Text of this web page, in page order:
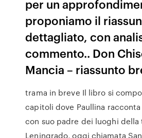
per un
proponiamo il
dettagliato, con
commento.. Don
Mancia – riassunto
trama in breve Il libro si
capitoli dove Paullina
con suo padre dei luoghi
Leningrado, oggi chiamata